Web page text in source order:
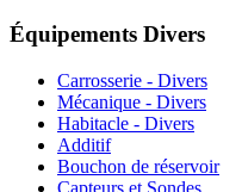
Équipements Divers
Carrosserie - Divers
Mécanique - Divers
Habitacle - Divers
Additif
Bouchon de réservoir
Capteurs et Sondes